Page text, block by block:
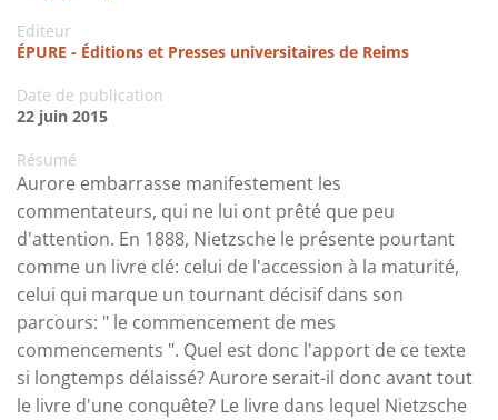
Editeur
ÉPURE - Éditions et Presses universitaires de Reims
Date de publication
22 juin 2015
Résumé
Aurore embarrasse manifestement les
commentateurs, qui ne lui ont prêté que peu
d'attention. En 1888, Nietzsche le présente pourtant
comme un livre clé: celui de l'accession à la maturité,
celui qui marque un tournant décisif dans son
parcours: " le commencement de mes
commencements ". Quel est donc l'apport de ce texte
si longtemps délaissé? Aurore serait-il donc avant tout
le livre d'une conquête? Le livre dans lequel Nietzsche